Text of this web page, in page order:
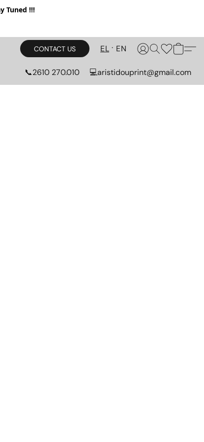
Tuned !!!
CONTACT US EL EN
📞2610 270.010 💻aristidouprint@gmail.com